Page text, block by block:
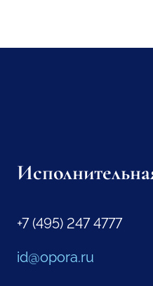
+7 (495) 247 4777
id@opora.ru